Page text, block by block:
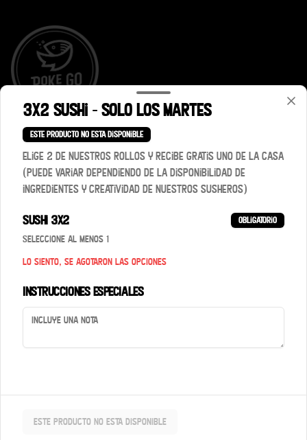
Conócenos
Contacto
Términos y condiciones
Redes sociales
Instagram
Iniciar sesión
3x2 Sushi - Solo los Martes
Este producto no esta disponible
Elige 2 de nuestros rollos y recibe gratis uno de la casa
(puede variar dependiendo de la disponibilidad de
ingredientes y creatividad de nuestros susheros)
Sushi 3x2 Obligatorio
Seleccione al menos 1
Lo siento, se agotaron las opciones
Instrucciones especiales
Este producto no esta disponible